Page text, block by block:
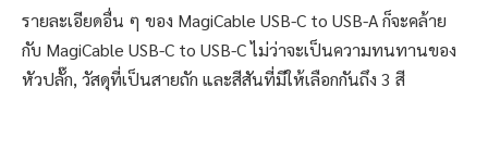
รายละเอียดอื่น ๆ ของ MagiCable USB-C to USB-A ก็จะคล้าย
กับ MagiCable USB-C to USB-C ไม่ว่าจะเป็นความทนทานของ
หัวปลั๊ก, วัสดุที่เป็นสายถัก และสีสันที่มีให้เลือกกันถึง 3 สี